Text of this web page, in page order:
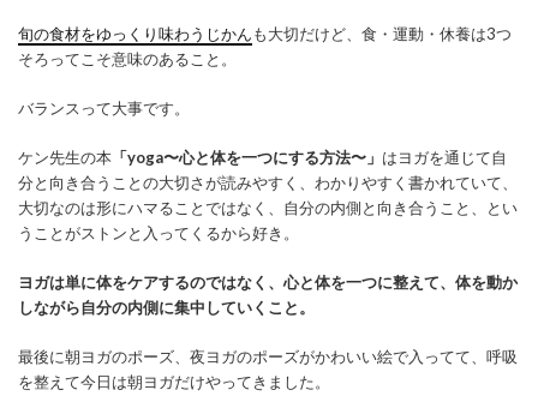
旬の食材をゆっくり味わうじかんも大切だけど、食・運動・休養は3つ
そろってこそ意味のあること。
バランスって大事です。
ケン先生の本 「yoga〜心と体を一つにする方法〜」 はヨガを通じて自
分と向き合うことの大切さが読みやすく、わかりやすく書かれていて、
大切なのは形にハマることではなく、自分の内側と向き合うこと、とい
うことがストンと入ってくるから好き。
ヨガは単に体をケアするのではなく、心と体を一つに整えて、体を動か
しながら自分の内側に集中していくこと。
最後に朝ヨガのポーズ、夜ヨガのポーズがかわいい絵で入ってて、呼吸
を整えて今日は朝ヨガだけやってきました。